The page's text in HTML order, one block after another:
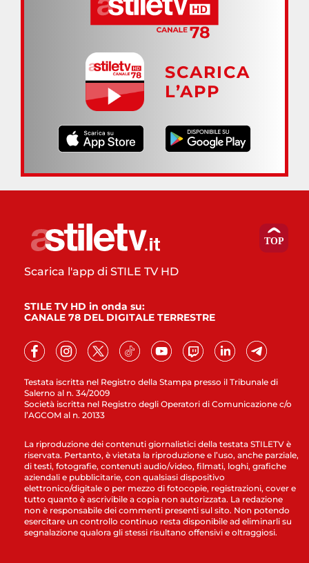
SCARICA
L’APP
Testata iscritta nel Registro della Stampa presso il Tribunale di
Salerno al n. 34/2009
Società iscritta nel Registro degli Operatori di Comunicazione c/o
l’AGCOM al n. 20133
Scarica l'app di STILE TV HD
STILE TV HD in onda su:
CANALE 78 DEL DIGITALE TERRESTRE
La riproduzione dei contenuti giornalistici della testata STILETV è
riservata. Pertanto, è vietata la riproduzione e l’uso, anche parziale,
di testi, fotografie, contenuti audio/video, filmati, loghi, grafiche
aziendali e pubblicitarie, con qualsiasi dispositivo
elettronico/digitale o per mezzo di fotocopie, registrazioni, cover e
tutto quanto è ascrivibile a copia non autorizzata. La redazione
non è responsabile dei commenti presenti sul sito. Non potendo
esercitare un controllo continuo resta disponibile ad eliminarli su
segnalazione qualora gli stessi risultano offensivi e oltraggiosi.